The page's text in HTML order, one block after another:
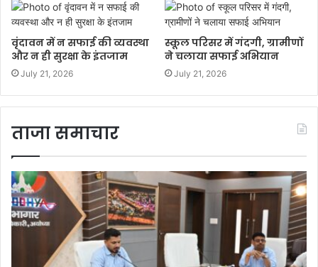
वृंदावन में न सफाई की व्यवस्था
और न ही सुरक्षा के इंतजाम
July 21, 2026
स्कूल परिसर में गंदगी, ग्रामीणों
ने चलाया सफाई अभियान
July 21, 2026
ताजा समाचार